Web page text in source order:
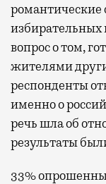
романтические
избирательных
вопрос о том,
жителями
респонденты
именно о
речь шла об
результаты
33%